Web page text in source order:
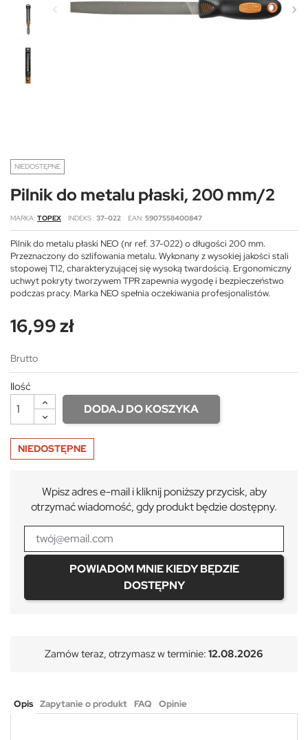
NIEDOSTĘPNE
Pilnik do metalu płaski, 200 mm/2
MARKA TOPEX INDEKS 37-022 EAN 5907558400847
Pilnik do metalu płaski NEO (nr ref. 37-022) o długości 200 mm.
Przeznaczony do szlifowania metalu. Wykonany z wysokiej jakości stali
stopowej T12, charakteryzującej się wysoką twardością. Ergonomiczny
uchwyt pokryty tworzywem TPR zapewnia wygodę i bezpieczeństwo
podczas pracy. Marka NEO spełnia oczekiwania profesjonalistów.
16,99 zł
Brutto
Ilość
DODAJ DO KOSZYKA
NIEDOSTĘPNE
Wpisz adres e-mail i kliknij poniższy przycisk, aby
otrzymać wiadomość, gdy produkt będzie dostępny.
POWIADOM MNIE KIEDY BĘDZIE
DOSTĘPNY
Zamów teraz, otrzymasz w terminie: 12.08.2026
Opis Zapytanie o produkt FAQ Opinie